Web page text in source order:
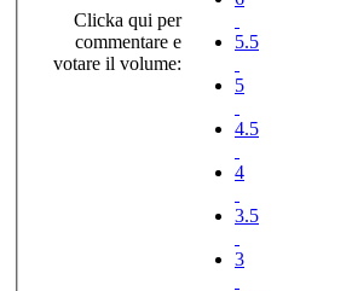
Clicka qui per
commentare e
votare il volume:
5.5
5
4.5
4
3.5
3